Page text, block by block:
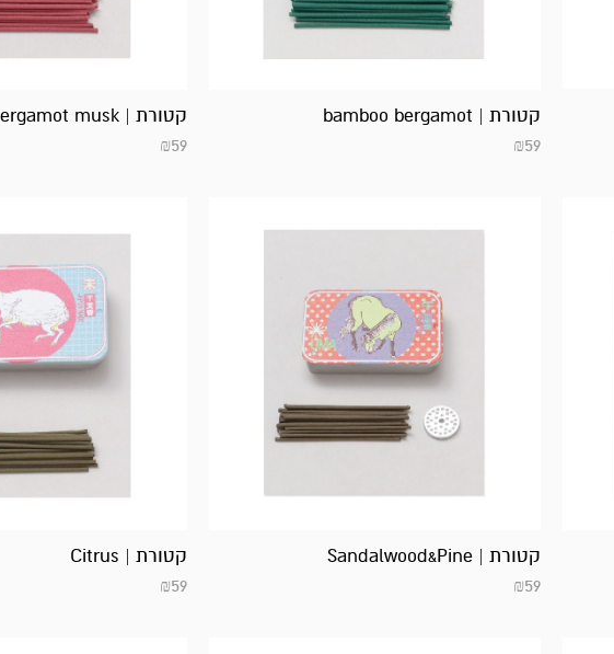
קטורת | bamboo bergamot
₪59
קטורת | Bergamot musk
₪59
קטורת | Sandalwood&Pine
₪59
קטורת | Citrus
₪59